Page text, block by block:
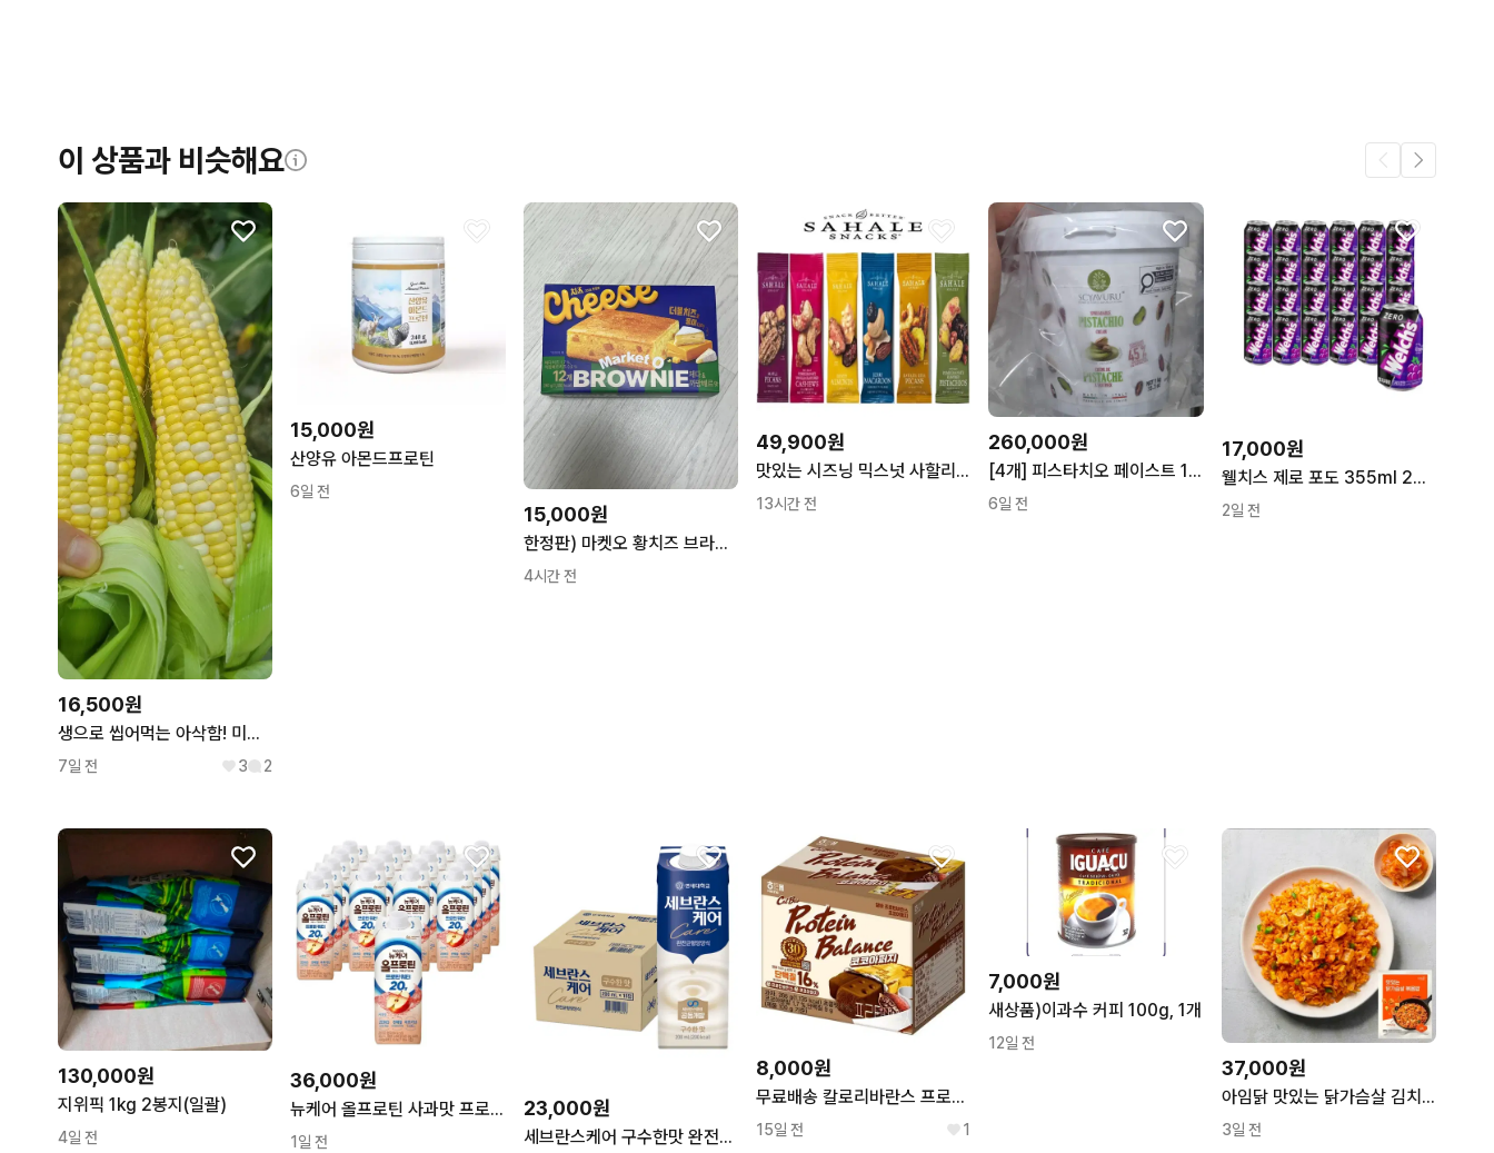
이 상품과 비슷해요
16,500원
생으로 씹어먹는 아삭함! 미친 단맛 프리미엄 초당옥수수 5개입
7일 전 3 2
15,000원
산양유 아몬드프로틴
6일 전
15,000원
한정판) 마켓오 황치즈 브라우니 체다&까망베르맛 12개입
4시간 전
49,900원
맛있는 시즈닝 믹스넛 사할리스낵 혼합견과 42.5gx6봉 /프리미엄 간식
13시간 전
260,000원
[4개] 피스타치오 페이스트 1kg 100% 45% 여러종류 있어요
6일 전
17,000원
웰치스 제로 포도 355ml 24캔
2일 전
130,000원
지위픽 1kg 2봉지(일괄)
4일 전
36,000원
뉴케어 올프로틴 사과맛 프로틴 워터 350ml 18개
1일 전
23,000원
세브란스케어 구수한맛 완전균형 영양식 200ml 16개
8,000원
무료배송 칼로리바란스 프로틴 코코아퍼지 266g 1박스 간식
15일 전 1
7,000원
새상품)이과수 커피 100g, 1개
12일 전
37,000원
아임닭 맛있는 닭가슴살 김치 볶음밥, 200g, 20개
3일 전